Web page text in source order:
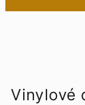
Vinylové